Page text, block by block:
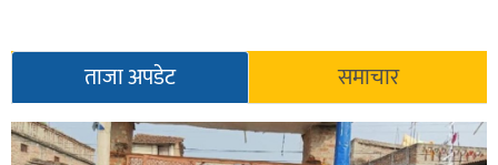
ताजा अपडेट समाचार